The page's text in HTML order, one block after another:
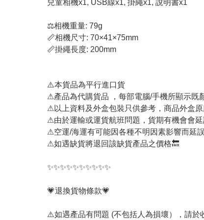
兒童相機x1, USB線x1, 掛繩x1, 說明書x1
⚖️相機重量: 79g
📏相機尺寸: 70×41×75mm
📏掛繩長度: 200mm
⚠️本貨品為平行進口貨
⚠產品為代購貨品 ，每部電腦/手機所顯示既
⚠以上資料及外盒包裝只供參考，商品外盒
⚠由於運輸或運貨航班問題，貨期有機會會
⚠空運/海運有可能因各種不明因素影響而延
⚠如遇缺貨將退回該缺貨產品之價格🔙
✨✨✨✨✨✨✨✨✨✨
💗退換貨物條款💗
⚠️如遇產品有問題 (不包括人為損壞），請於